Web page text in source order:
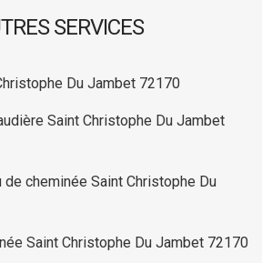
SERVICES
Du Jambet 72170
Saint Christophe Du Jambet
de cheminée Saint Christophe Du
Saint Christophe Du Jambet 72170